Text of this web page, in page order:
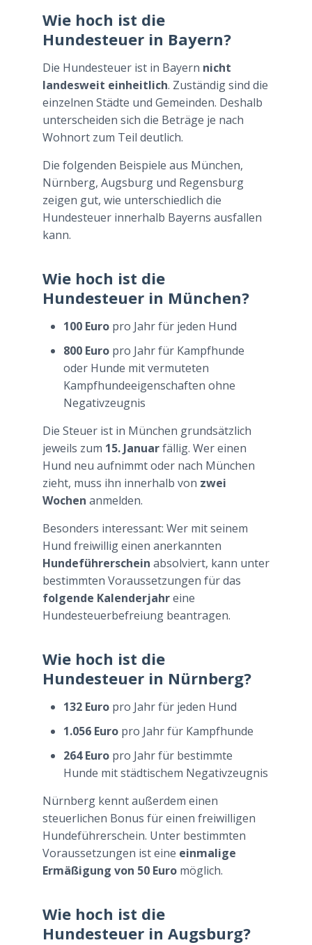
Wie hoch ist die
Hundesteuer in Bayern?
Die Hundesteuer ist in Bayern nicht
landesweit einheitlich. Zuständig sind die
einzelnen Städte und Gemeinden. Deshalb
unterscheiden sich die Beträge je nach
Wohnort zum Teil deutlich.
Die folgenden Beispiele aus München,
Nürnberg, Augsburg und Regensburg
zeigen gut, wie unterschiedlich die
Hundesteuer innerhalb Bayerns ausfallen
kann.
Wie hoch ist die
Hundesteuer in München?
100 Europro Jahr für jeden Hund
800 Europro Jahr für Kampfhunde
oder Hunde mit vermuteten
Kampfhundeeigenschaften ohne
Negativzeugnis
Die Steuer ist in München grundsätzlich
jeweils zum 15. Januarfällig. Wer einen
Hund neu aufnimmt oder nach München
zieht, muss ihn innerhalb von zwei
Wochen anmelden.
Besonders interessant: Wer mit seinem
Hund freiwillig einen anerkannten
Hundeführerschein absolviert, kann unter
bestimmten Voraussetzungen für das
folgende Kalenderjahreine
Hundesteuerbefreiung beantragen.
Wie hoch ist die
Hundesteuer in Nürnberg?
132 Europro Jahr für jeden Hund
1.056 Europro Jahr für Kampfhunde
264 Europro Jahr für bestimmte
Hunde mit städtischem Negativzeugnis
Nürnberg kennt außerdem einen
steuerlichen Bonus für einen freiwilligen
Hundeführerschein. Unter bestimmten
Voraussetzungen ist eine einmalige
Ermäßigung von 50 Euromöglich.
Wie hoch ist die
Hundesteuer in Augsburg?